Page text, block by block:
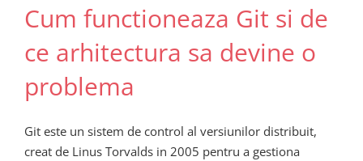
Cum functioneaza Git si de
ce arhitectura sa devine o
problema
Git este un sistem de control al versiunilor distribuit,
creat de Linus Torvalds in 2005 pentru a gestiona